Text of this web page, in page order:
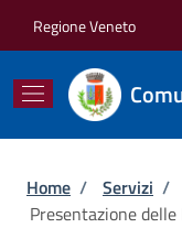
Regione Veneto
Briciole
Home / Servizi /
Presentazione